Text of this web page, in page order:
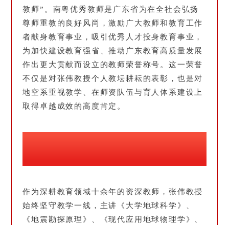
教师”。南粤优秀教师是广东省为在全社会弘扬
尊师重教的良好风尚，激励广大教师和教育工作
者献身教育事业，吸引优秀人才投身教育事业，
为加快建设教育强省、推动广东教育高质量发展
作出更大贡献而设立的教师荣誉称号。这一荣誉
不仅是对张伟教授个人教坛耕耘的表彰，也是对
地空系重视教学、在师资队伍与育人体系建设上
取得卓越成效的高度肯定。
作为深耕教育领域十余年的资深教师，张伟教授
始终坚守教学一线，主讲《大学地球科学》、
《地震勘探原理》、《现代应用地球物理学》、